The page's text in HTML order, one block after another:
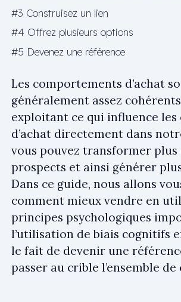
#3 Construisez un lien
#4 Offrez plusieurs options
#5 Devenez une référence
Les comportements d’achat
généralement assez
exploitant ce qui influence les
d’achat directement dans
vous pouvez transformer plus
prospects et ainsi générer
Dans ce guide, nous allons
comment mieux vendre en
principes psychologiques
l’utilisation de biais cognitifs
le fait de devenir une
passer au crible l’ensemble